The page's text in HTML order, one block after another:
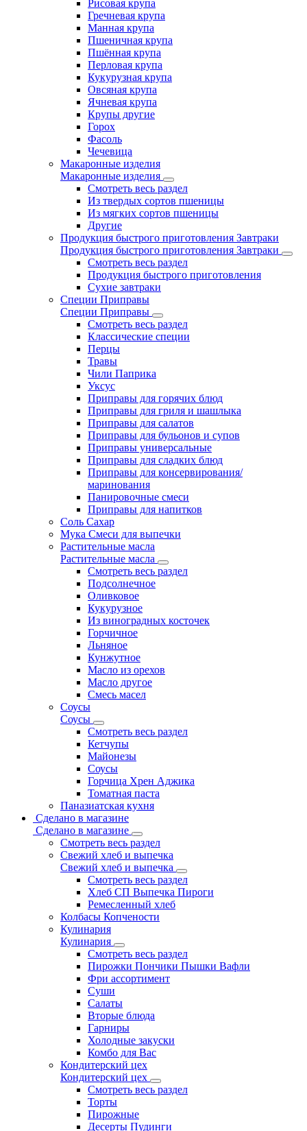
Рисовая крупа
Гречневая крупа
Манная крупа
Пшеничная крупа
Пшённая крупа
Перловая крупа
Кукурузная крупа
Овсяная крупа
Ячневая крупа
Крупы другие
Горох
Фасоль
Чечевица
Макаронные изделия
Макаронные изделия
Смотреть весь раздел
Из твердых сортов пшеницы
Из мягких сортов пшеницы
Другие
Продукция быстрого приготовления Завтраки
Продукция быстрого приготовления Завтраки
Смотреть весь раздел
Продукция быстрого приготовления
Сухие завтраки
Специи Приправы
Специи Приправы
Смотреть весь раздел
Классические специи
Перцы
Травы
Чили Паприка
Уксус
Приправы для горячих блюд
Приправы для гриля и шашлыка
Приправы для салатов
Приправы для бульонов и супов
Приправы универсальные
Приправы для сладких блюд
Приправы для консервирования/
маринования
Панировочные смеси
Приправы для напитков
Соль Сахар
Мука Смеси для выпечки
Растительные масла
Растительные масла
Смотреть весь раздел
Подсолнечное
Оливковое
Кукурузное
Из виноградных косточек
Горчичное
Льняное
Кунжутное
Масло из орехов
Масло другое
Смесь масел
Соусы
Соусы
Смотреть весь раздел
Кетчупы
Майонезы
Соусы
Горчица Хрен Аджика
Томатная паста
Паназиатская кухня
Сделано в магазине
Сделано в магазине
Смотреть весь раздел
Свежий хлеб и выпечка
Свежий хлеб и выпечка
Смотреть весь раздел
Хлеб СП Выпечка Пироги
Ремесленный хлеб
Колбасы Копчености
Кулинария
Кулинария
Смотреть весь раздел
Пирожки Пончики Пышки Вафли
Фри ассортимент
Суши
Салаты
Вторые блюда
Гарниры
Холодные закуски
Комбо для Вас
Кондитерский цех
Кондитерский цех
Смотреть весь раздел
Торты
Пирожные
Десерты Пудинги